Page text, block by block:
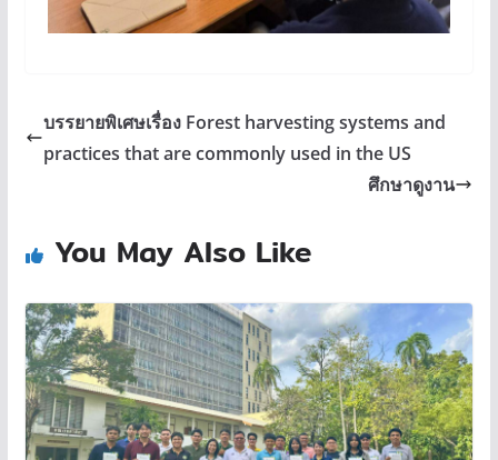
บรรยายพิเศษเรื่อง Forest harvesting systems and
practices that are commonly used in the US
ศึกษาดูงาน
You May Also Like